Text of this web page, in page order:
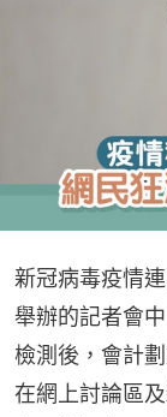
新冠病毒疫情
舉辦的記者會
檢測後，會計
在網上討論區